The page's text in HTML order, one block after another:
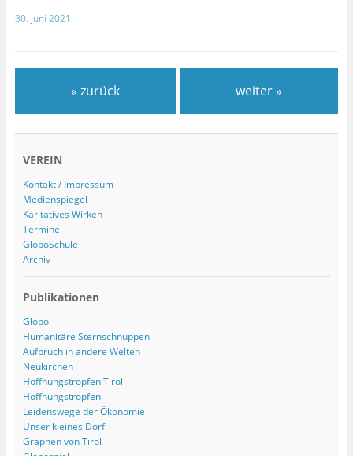
30. Juni 2021
« zurück weiter »
VEREIN
Kontakt / Impressum
Medienspiegel
Karitatives Wirken
Termine
GloboSchule
Archiv
Publikationen
Globo
Humanitäre Sternschnuppen
Aufbruch in andere Welten
Neukirchen
Hoffnungstropfen Tirol
Hoffnungstropfen
Leidenswege der Ökonomie
Unser kleines Dorf
Graphen von Tirol